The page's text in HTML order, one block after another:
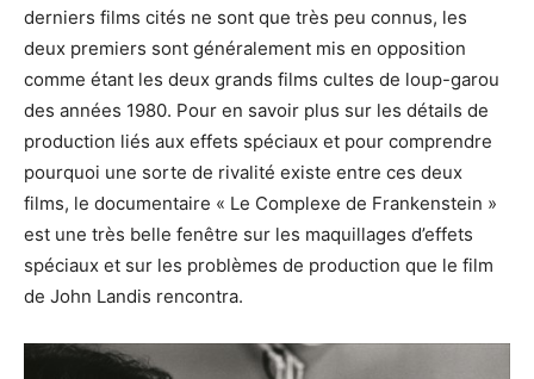
derniers films cités ne sont que très peu connus, les
deux premiers sont généralement mis en opposition
comme étant les deux grands films cultes de loup-garou
des années 1980. Pour en savoir plus sur les détails de
production liés aux effets spéciaux et pour comprendre
pourquoi une sorte de rivalité existe entre ces deux
films, le documentaire « Le Complexe de Frankenstein »
est une très belle fenêtre sur les maquillages d’effets
spéciaux et sur les problèmes de production que le film
de John Landis rencontra.